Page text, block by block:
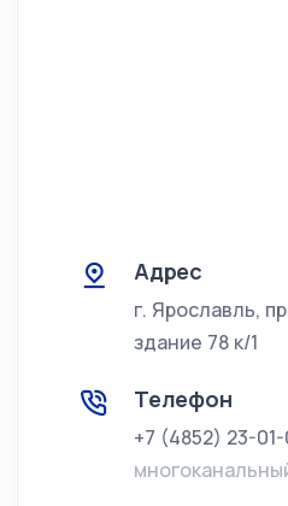
Адрес
г. Ярославль,
здание 78 к/1
Телефон
+7 (4852) 23-01-